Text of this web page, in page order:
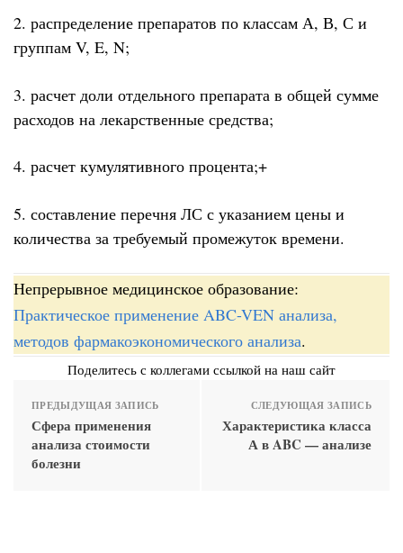
2. распределение препаратов по классам А, В, С и
группам V, E, N;
3. расчет доли отдельного препарата в общей сумме
расходов на лекарственные средства;
4. расчет кумулятивного процента;+
5. составление перечня ЛС с указанием цены и
количества за требуемый промежуток времени.
Непрерывное медицинское образование:
Практическое применение ABC-VEN анализа,
методов фармакоэкономического анализа.
Поделитесь с коллегами ссылкой на наш сайт
ПРЕДЫДУЩАЯ ЗАПИСЬ
Сфера применения
анализа стоимости
болезни
СЛЕДУЮЩАЯ ЗАПИСЬ
Характеристика класса
А в ABC — анализе